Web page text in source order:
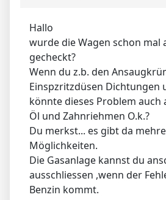
Hallo
wurde die Wagen schon mal
gecheckt?
Wenn du z.b. den
Einspzritzdüsen Dichtungen
könnte dieses Problem auch
Öl und Zahnriehmen O.k.?
Du merkst... es gibt da
Möglichkeiten.
Die Gasanlage kannst du
ausschliessen ,wenn der
Benzin kommt.